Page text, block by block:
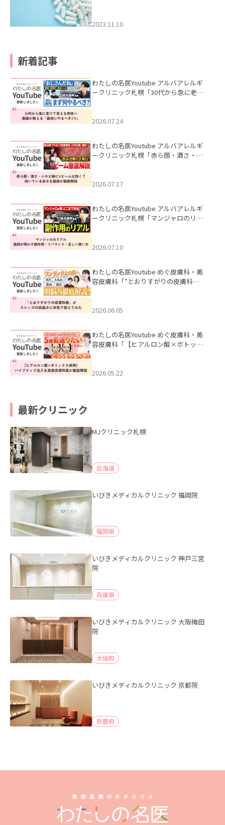
2023.11.10
新着記事
わたしの名医Youtube アルバアレルギ
ークリニック札幌「30代から急に老け
た。
2026.07.24
わたしの名医Youtube アルバアレルギ
ークリニック札幌「赤ら顔・酒さ・ニ
した。
2026.07.17
わたしの名医Youtube アルバアレルギ
ークリニック札幌「マンジャロのリア
た。
2026.07.10
わたしの名医Youtube めぐ皮膚科・美
容皮膚科「”とおりすがりの皮膚科
2026.06.05
わたしの名医Youtube めぐ皮膚科・美
容皮膚科「【ヒアルロン酸×ボトック
た。
2026.05.22
最新クリニック
MJクリニック札幌
北海道
いびきメディカルクリニック 福岡院
福岡県
いびきメディカルクリニック 神戸三宮
院
兵庫県
いびきメディカルクリニック 大阪梅田
院
大阪府
いびきメディカルクリニック 京都院
京都府